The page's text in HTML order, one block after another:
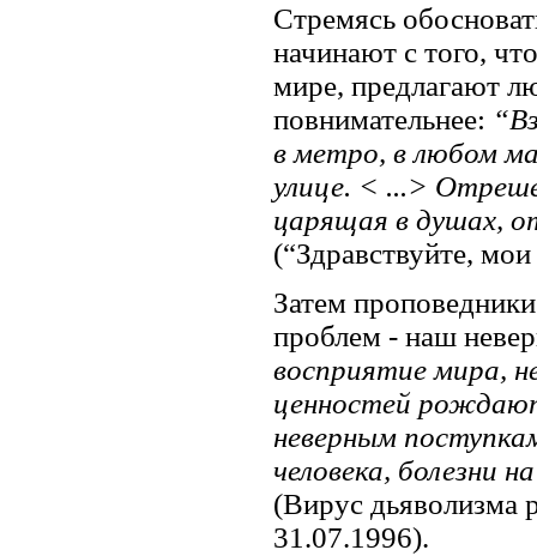
Стремясь
начинают с того,
мире, предлагают
повнимательнее:
в метро, в любом
улице. < ...>
царящая в душах,
(“Здравствуйте,
Затем
проблем - наш
восприятие мира,
ценностей
неверным
человека, болезни
(Вирус дьяволизма
31.07.1996).